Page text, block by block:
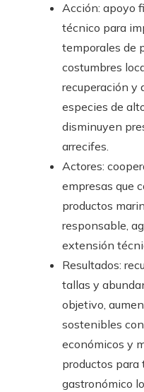
Acción: apoyo
técnico para
temporales de
costumbres
recuperación y
especies de
disminuyen
arrecifes.
Actores:
empresas que
productos
responsable,
extensión
Resultados:
tallas y
objetivo,
sostenibles
económicos y
productos para
gastronómico